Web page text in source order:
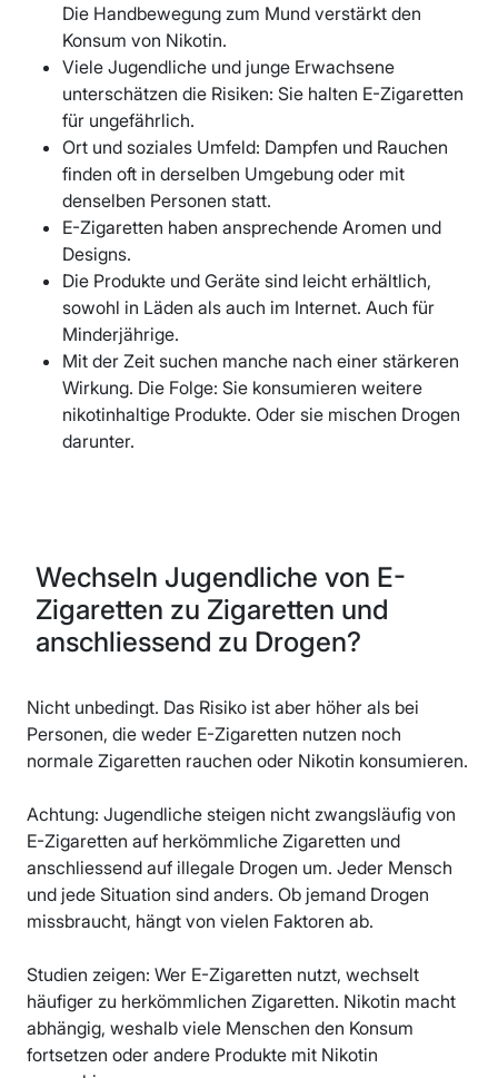
Die Handbewegung zum Mund verstärkt den
Konsum von Nikotin.
Viele Jugendliche und junge Erwachsene
unterschätzen die Risiken: Sie halten E-Zigaretten
für ungefährlich.
Ort und soziales Umfeld: Dampfen und Rauchen
finden oft in derselben Umgebung oder mit
denselben Personen statt.
E-Zigaretten haben ansprechende Aromen und
Designs.
Die Produkte und Geräte sind leicht erhältlich,
sowohl in Läden als auch im Internet. Auch für
Minderjährige.
Mit der Zeit suchen manche nach einer stärkeren
Wirkung. Die Folge: Sie konsumieren weitere
nikotinhaltige Produkte. Oder sie mischen Drogen
darunter.
Wechseln Jugendliche von E-
Zigaretten zu Zigaretten und
anschliessend zu Drogen?
Nicht unbedingt. Das Risiko ist aber höher als bei
Personen, die weder E-Zigaretten nutzen noch
normale Zigaretten rauchen oder Nikotin konsumieren.
Achtung: Jugendliche steigen nicht zwangsläufig von
E-Zigaretten auf herkömmliche Zigaretten und
anschliessend auf illegale Drogen um. Jeder Mensch
und jede Situation sind anders. Ob jemand Drogen
missbraucht, hängt von vielen Faktoren ab.
Studien zeigen: Wer E-Zigaretten nutzt, wechselt
häufiger zu herkömmlichen Zigaretten. Nikotin macht
abhängig, weshalb viele Menschen den Konsum
fortsetzen oder andere Produkte mit Nikotin